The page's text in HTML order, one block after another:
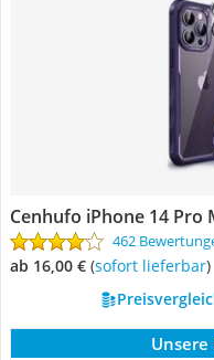
Cenhufo iPhone 14 Pro
462
ab 16,00 € ( Sofort lieferbar)